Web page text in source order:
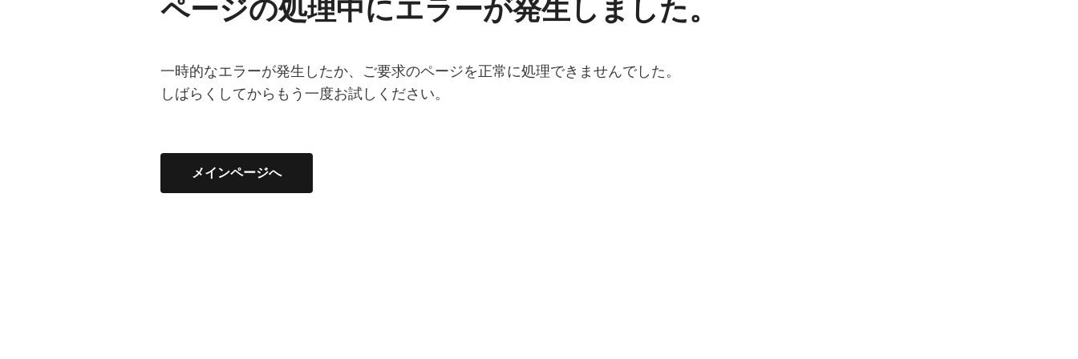
ページの処理中にエラーが発生しました。
一時的なエラーが発生したか、ご要求のページを正常に処理できませんでした。
しばらくしてからもう一度お試しください。
メインページへ